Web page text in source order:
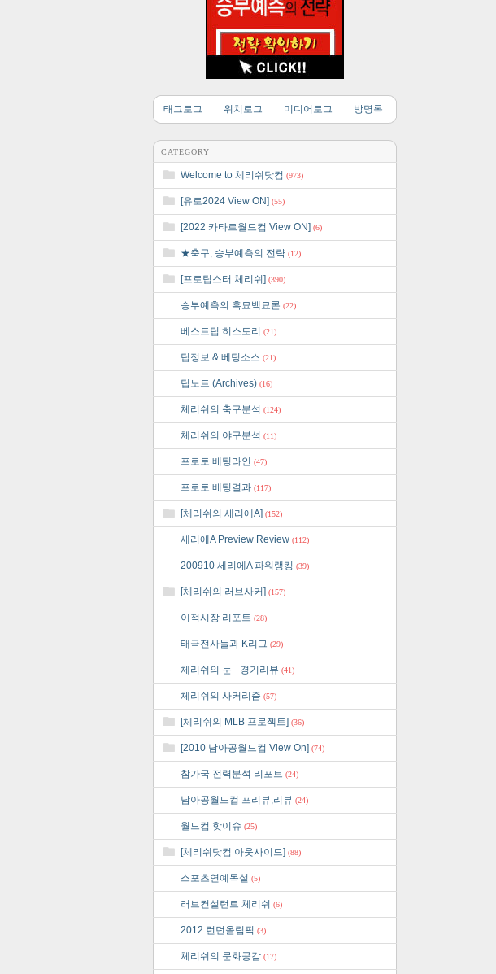
태그로그 위치로그 미디어로그 방명록
CATEGORY
Welcome to 체리쉬닷컴 (973)
[유로2024 View ON] (55)
[2022 카타르월드컵 View ON] (6)
★축구, 승부예측의 전략 (12)
[프로팁스터 체리쉬] (390)
승부예측의 흑묘백묘론 (22)
베스트팁 히스토리 (21)
팁정보 & 베팅소스 (21)
팁노트 (Archives) (16)
체리쉬의 축구분석 (124)
체리쉬의 야구분석 (11)
프로토 베팅라인 (47)
프로토 베팅결과 (117)
[체리쉬의 세리에A] (152)
세리에A Preview Review (112)
200910 세리에A 파워랭킹 (39)
[체리쉬의 러브사커] (157)
이적시장 리포트 (28)
태극전사들과 K리그 (29)
체리쉬의 눈 - 경기리뷰 (41)
체리쉬의 사커리즘 (57)
[체리쉬의 MLB 프로젝트] (36)
[2010 남아공월드컵 View On] (74)
참가국 전력분석 리포트 (24)
남아공월드컵 프리뷰,리뷰 (24)
월드컵 핫이슈 (25)
[체리쉬닷컴 아웃사이드] (88)
스포츠연예독설 (5)
러브컨설턴트 체리쉬 (6)
2012 런던올림픽 (3)
체리쉬의 문화공감 (17)